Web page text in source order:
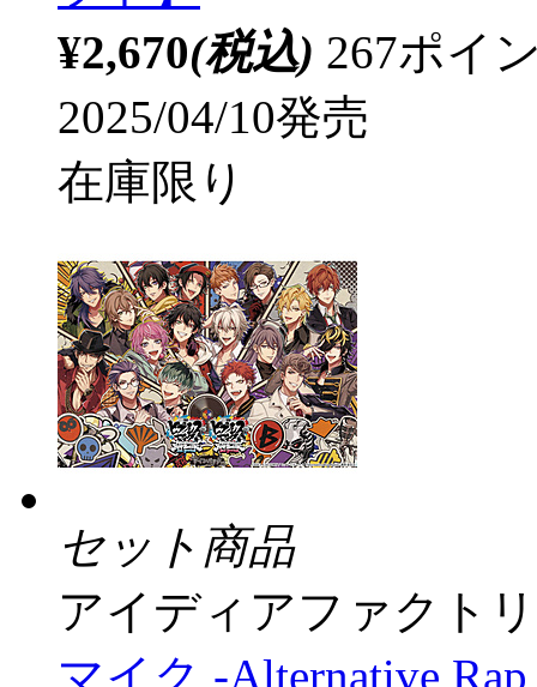
¥2,670(税込) 267ポイ
2025/04/10発売
在庫限り
セット商品
アイディアファクト
マイク -Alternative